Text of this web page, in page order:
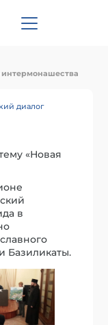
диалог
«Новая
в
Базиликаты.